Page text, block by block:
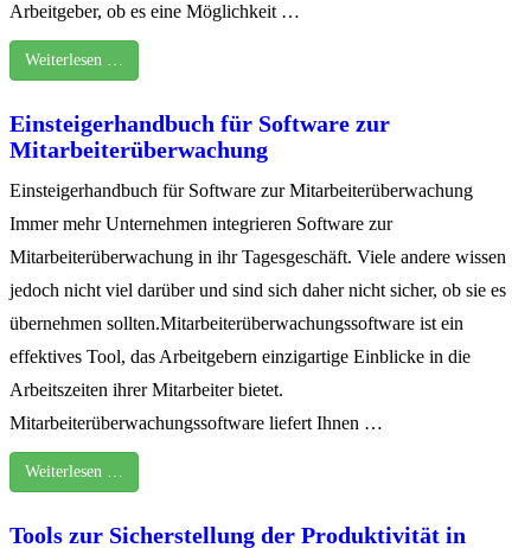
Arbeitgeber, ob es eine Möglichkeit …
Weiterlesen …
Einsteigerhandbuch für Software zur
Mitarbeiterüberwachung
Einsteigerhandbuch für Software zur Mitarbeiterüberwachung
Immer mehr Unternehmen integrieren Software zur
Mitarbeiterüberwachung in ihr Tagesgeschäft. Viele andere wissen
jedoch nicht viel darüber und sind sich daher nicht sicher, ob sie es
übernehmen sollten.Mitarbeiterüberwachungssoftware ist ein
effektives Tool, das Arbeitgebern einzigartige Einblicke in die
Arbeitszeiten ihrer Mitarbeiter bietet.
Mitarbeiterüberwachungssoftware liefert Ihnen …
Weiterlesen …
Tools zur Sicherstellung der Produktivität in